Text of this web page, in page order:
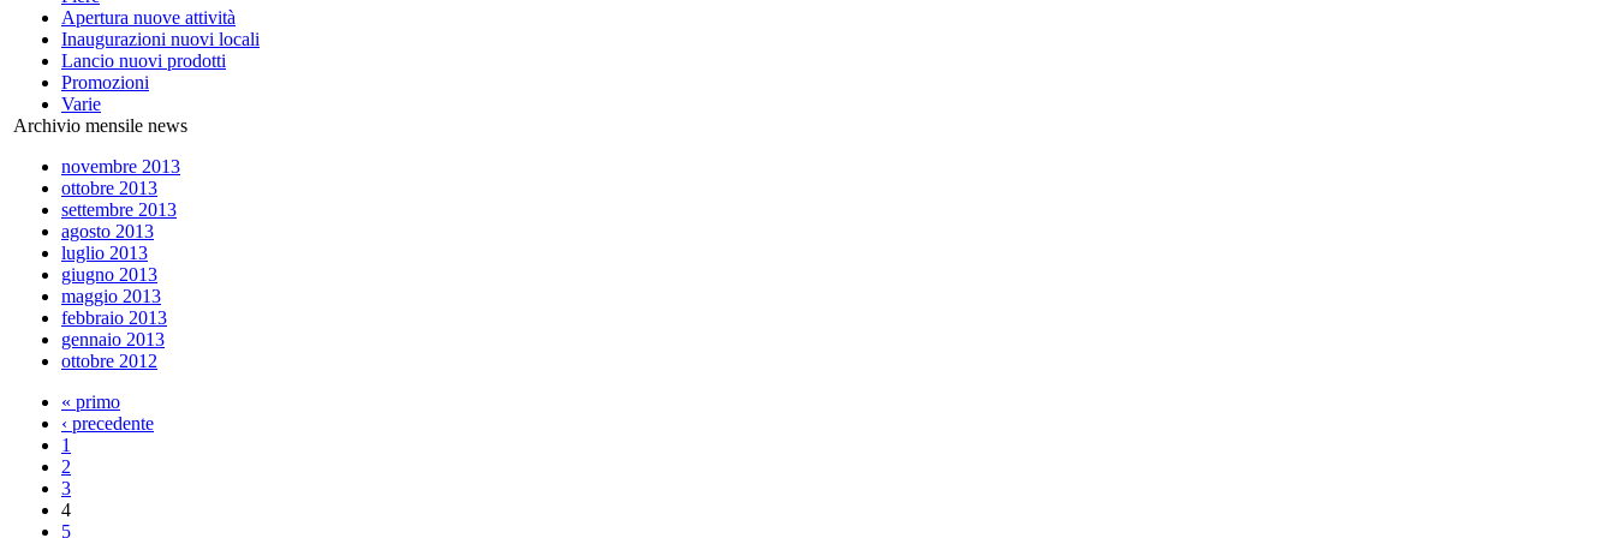
Apertura nuove attività
Inaugurazioni nuovi locali
Lancio nuovi prodotti
Promozioni
Varie
Archivio mensile news
novembre 2013
ottobre 2013
settembre 2013
agosto 2013
luglio 2013
giugno 2013
maggio 2013
febbraio 2013
gennaio 2013
ottobre 2012
« primo
‹ precedente
1
2
3
4
5